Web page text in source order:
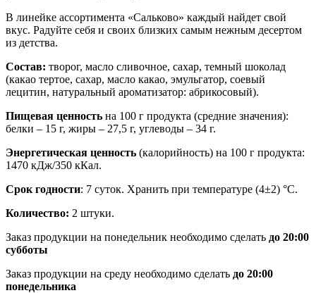
В линейке ассортимента «Сальково» каждый найдет свой
вкус. Радуйте себя и своих близких самым нежным десертом
из детства.
Состав: творог, масло сливочное, сахар, темный шоколад
(какао тертое, сахар, масло какао, эмульгатор, соевый
лецитин, натуральный ароматизатор: абрикосовый).
Пищевая ценность на 100 г продукта (средние значения):
белки – 15 г, жиры – 27,5 г, углеводы – 34 г.
Энергетическая ценность (калорийность) на 100 г продукта:
1470 кДж/350 кКал.
Срок годности: 7 суток. Хранить при температуре (4±2) °С.
Количество: 2 штуки.
Заказ продукции на понедельник необходимо сделать до 20:00
субботы
Заказ продукции на среду необходимо сделать до 20:00
понедельника